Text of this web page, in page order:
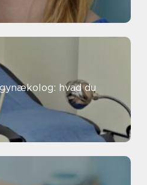
hvad du